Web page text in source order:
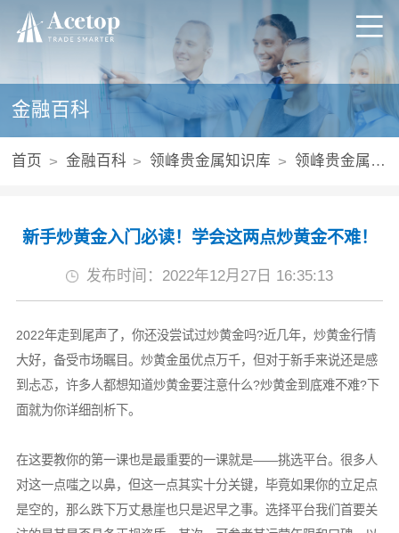
金融百科
首页 金融百科 领峰贵金属知识库 领峰贵金属投资优势
新手炒黄金入门必读！学会这两点炒黄金不难！
发布时间：2022年12月27日 16:35:13
2022年走到尾声了，你还没尝试过炒黄金吗?近几年，炒黄金行情
大好，备受市场瞩目。炒黄金虽优点万千，但对于新手来说还是感
到忐忑，许多人都想知道炒黄金要注意什么?炒黄金到底难不难?下
面就为你详细剖析下。
在这要教你的第一课也是最重要的一课就是——挑选平台。很多人
对这一点嗤之以鼻，但这一点其实十分关键，毕竟如果你的立足点
是空的，那么跌下万丈悬崖也只是迟早之事。选择平台我们首要关